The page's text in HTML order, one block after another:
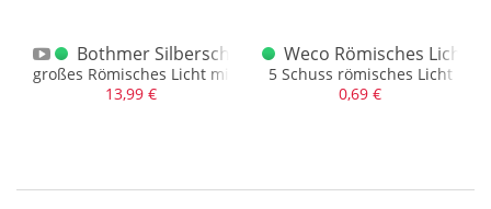
Licht JRC 33/1
edle Schweifeffekte
Bothmer Silberschnee XL Römisches Licht
großes Römisches Licht mit Goldschweif und Silbersternen
13,99 €
Weco Römisches Licht
5 Schuss römisches Licht
0,69 €